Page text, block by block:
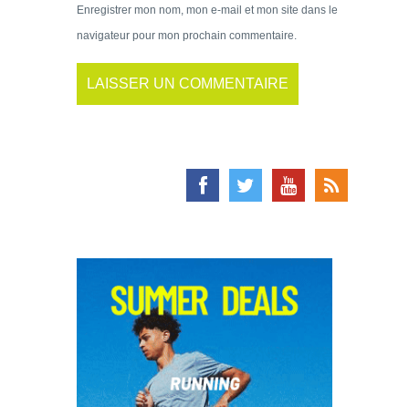
Enregistrer mon nom, mon e-mail et mon site dans le
navigateur pour mon prochain commentaire.